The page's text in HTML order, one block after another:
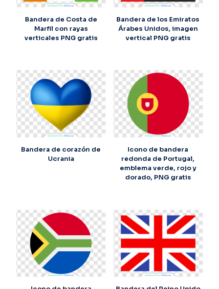
Bandera de Costa de
Marfil con rayas
verticales PNG gratis
Bandera de los Emiratos
Árabes Unidos, imagen
vertical PNG gratis
Bandera de corazón de
Ucrania
Icono de bandera
redonda de Portugal,
emblema verde, rojo y
dorado, PNG gratis